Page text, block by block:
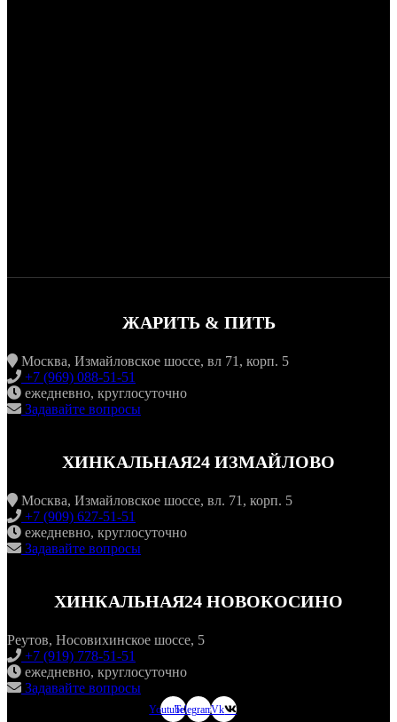
ЖАРИТЬ & ПИТЬ
Москва, Измайловское шоссе, вл 71, корп. 5
+7 (969) 088-51-51
ежедневно, круглосуточно
Задавайте вопросы
ХИНКАЛЬНАЯ24 ИЗМАЙЛОВО
Москва, Измайловское шоссе, вл. 71, корп. 5
+7 (909) 627-51-51
ежедневно, круглосуточно
Задавайте вопросы
ХИНКАЛЬНАЯ24 НОВОКОСИНО
Реутов, Носовихинское шоссе, 5
+7 (919) 778-51-51
ежедневно, круглосуточно
Задавайте вопросы
YoutubeTelegramVk